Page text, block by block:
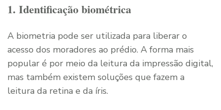
1. Identificação biométrica
A biometria pode ser utilizada para liberar o
acesso dos moradores ao prédio. A forma mais
popular é por meio da leitura da impressão digital,
mas também existem soluções que fazem a
leitura da retina e da íris.